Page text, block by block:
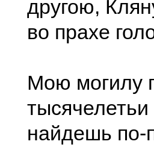
другою,
во прахе
Мою могилу
найдешь по-